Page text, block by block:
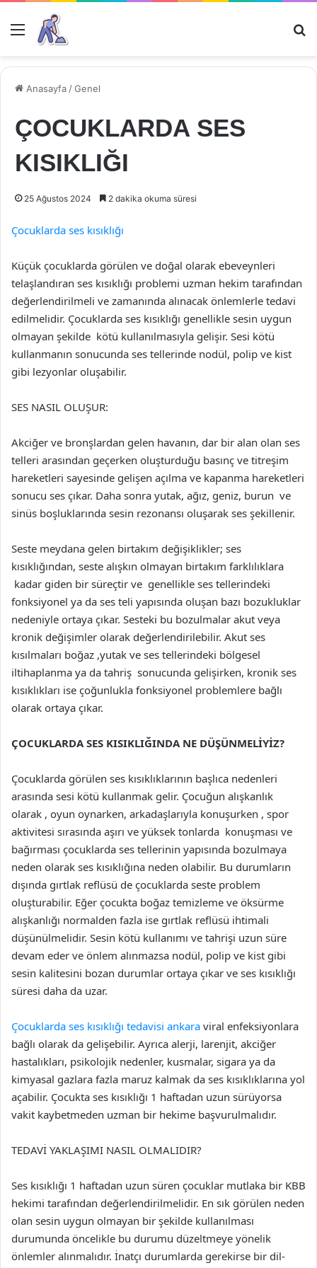
Menü
Anasayfa /Genel
ÇOCUKLARDA SES
KISIKLIĞI
25 Ağustos 2024 2 dakika okuma süresi
Çocuklarda ses kısıklığı
Küçük çocuklarda görülen ve doğal olarak ebeveynleri
telaşlandıran ses kısıklığı problemi uzman hekim tarafından
değerlendirilmeli ve zamanında alınacak önlemlerle tedavi
edilmelidir. Çocuklarda ses kısıklığı genellikle sesin uygun
olmayan şekilde kötü kullanılmasıyla gelişir. Sesi kötü
kullanmanın sonucunda ses tellerinde nodül, polip ve kist
gibi lezyonlar oluşabilir.
SES NASIL OLUŞUR:
Akciğer ve bronşlardan gelen havanın, dar bir alan olan ses
telleri arasından geçerken oluşturduğu basınç ve titreşim
hareketleri sayesinde gelişen açılma ve kapanma hareketleri
sonucu ses çıkar. Daha sonra yutak, ağız, geniz, burun ve
sinüs boşluklarında sesin rezonansı oluşarak ses şekillenir.
Seste meydana gelen birtakım değişiklikler; ses
kısıklığından, seste alışkın olmayan birtakım farklılıklara
kadar giden bir süreçtir ve genellikle ses tellerindeki
fonksiyonel ya da ses teli yapısında oluşan bazı bozukluklar
nedeniyle ortaya çıkar. Sesteki bu bozulmalar akut veya
kronik değişimler olarak değerlendirilebilir. Akut ses
kısılmaları boğaz ,yutak ve ses tellerindeki bölgesel
iltihaplanma ya da tahriş sonucunda gelişirken, kronik ses
kısıklıkları ise çoğunlukla fonksiyonel problemlere bağlı
olarak ortaya çıkar.
ÇOCUKLARDA SES KISIKLIĞINDA NE DÜŞÜNMELİYİZ?
Çocuklarda görülen ses kısıklıklarının başlıca nedenleri
arasında sesi kötü kullanmak gelir. Çocuğun alışkanlık
olarak , oyun oynarken, arkadaşlarıyla konuşurken , spor
aktivitesi sırasında aşırı ve yüksek tonlarda konuşması ve
bağırması çocuklarda ses tellerinin yapısında bozulmaya
neden olarak ses kısıklığına neden olabilir. Bu durumların
dışında gırtlak reflüsü de çocuklarda seste problem
oluşturabilir. Eğer çocukta boğaz temizleme ve öksürme
alışkanlığı normalden fazla ise gırtlak reflüsü ihtimali
düşünülmelidir. Sesin kötü kullanımı ve tahrişi uzun süre
devam eder ve önlem alınmazsa nodül, polip ve kist gibi
sesin kalitesini bozan durumlar ortaya çıkar ve ses kısıklığı
süresi daha da uzar.
Çocuklarda ses kısıklığı tedavisi ankara viral enfeksiyonlara
bağlı olarak da gelişebilir. Ayrıca alerji, larenjit, akciğer
hastalıkları, psikolojik nedenler, kusmalar, sigara ya da
kimyasal gazlara fazla maruz kalmak da ses kısıklıklarına yol
açabilir. Çocukta ses kısıklığı 1 haftadan uzun sürüyorsa
vakit kaybetmeden uzman bir hekime başvurulmalıdır.
TEDAVİ YAKLAŞIMI NASIL OLMALIDIR?
Ses kısıklığı 1 haftadan uzun süren çocuklar mutlaka bir KBB
hekimi tarafından değerlendirilmelidir. En sık görülen neden
olan sesin uygun olmayan bir şekilde kullanılması
durumunda öncelikle bu durumu düzeltmeye yönelik
önlemler alınmalıdır. İnatçı durumlarda gerekirse bir dil-